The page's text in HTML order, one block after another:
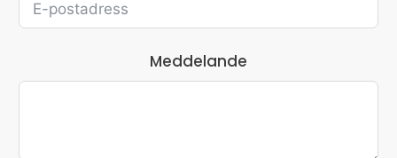
Meddelande